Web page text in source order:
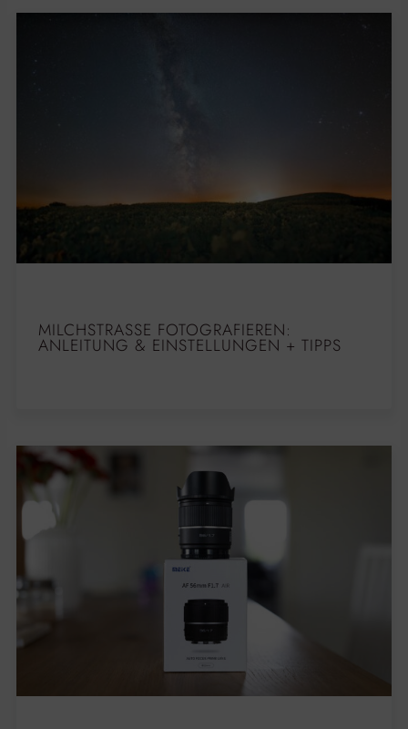
MILCHSTRASSE FOTOGRAFIEREN: A
NLEITUNG & EINSTELLUNGEN + TIPPS